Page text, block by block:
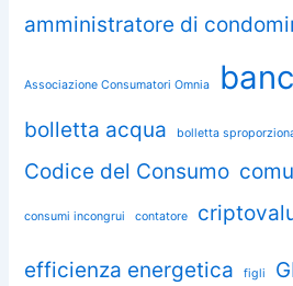
amministratore di
Associazione Consumatori Omnia
bolletta acqua bolletta
Codice del Consumo
consumi incongrui contatore
efficienza energetica figli